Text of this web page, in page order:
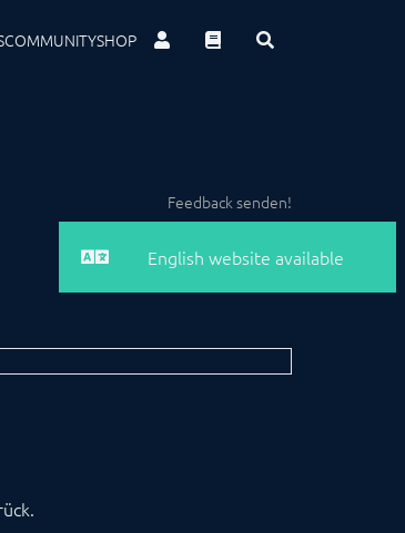
COMMUNITYSHOP
Feedback senden!
English website available